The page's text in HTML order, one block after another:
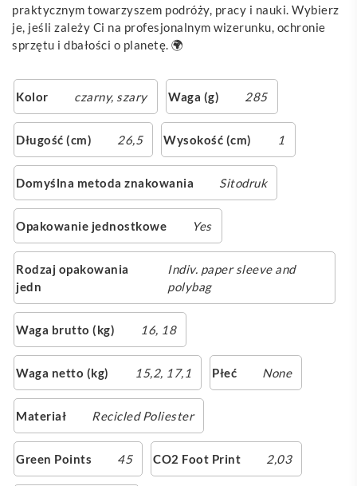
praktycznym towarzyszem podróży, pracy i nauki. Wybierz
je, jeśli zależy Ci na profesjonalnym wizerunku, ochronie
sprzętu i dbałości o planetę. 🌍
Kolor czarny, szary Waga (g) 285
Długość (cm) 26,5 Wysokość (cm) 1
Domyślna metoda znakowania Sitodruk
Opakowanie jednostkowe Yes
Rodzaj opakowania
jedn
Indiv. paper sleeve and
polybag
Waga brutto (kg) 16, 18
Waga netto (kg) 15,2, 17,1 Płeć None
Materiał Recicled Poliester
Green Points 45 CO2 Foot Print 2,03